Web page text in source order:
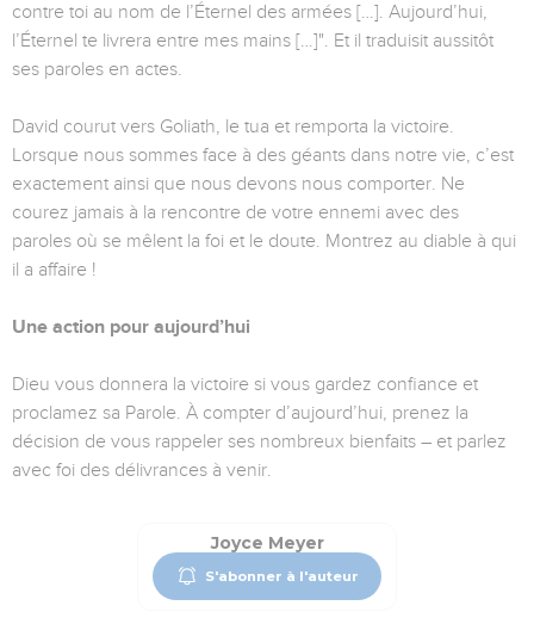
contre toi au nom de l’Éternel des armées […]. Aujourd’hui,
l’Éternel te livrera entre mes mains […]". Et il traduisit aussitôt
ses paroles en actes.
David courut vers Goliath, le tua et remporta la victoire.
Lorsque nous sommes face à des géants dans notre vie, c’est
exactement ainsi que nous devons nous comporter. Ne
courez jamais à la rencontre de votre ennemi avec des
paroles où se mêlent la foi et le doute. Montrez au diable à qui
il a affaire !
Une action pour aujourd’hui
Dieu vous donnera la victoire si vous gardez confiance et
proclamez sa Parole. À compter d’aujourd’hui, prenez la
décision de vous rappeler ses nombreux bienfaits – et parlez
avec foi des délivrances à venir.
Joyce Meyer
S'abonner à l'auteur